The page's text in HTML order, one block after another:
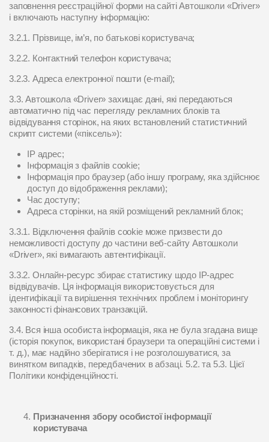
заповнення реєстраційної форми на сайті Автошколи «Driver»
і включають наступну інформацію:
3.2.1. Прізвище, ім’я, по батькові користувача;
3.2.2. Контактний телефон користувача;
3.2.3. Адреса електронної пошти (e-mail);
3.3. Автошкола «Driver» захищає дані, які передаються
автоматично під час перегляду рекламних блоків та
відвідування сторінок, на яких встановлений статистичний
скрипт системи («піксель»):
IP адрес;
Інформація з файлів cookie;
Інформація про браузер (або іншу програму, яка здійснює
доступ до відображення реклами);
Час доступу;
Адреса сторінки, на якій розміщений рекламний блок;
3.3.1. Відключення файлів cookie може призвести до
неможливості доступу до частини веб-сайту Автошколи
«Driver», які вимагають автентифікації.
3.3.2. Онлайн-ресурс збирає статистику щодо IP-адрес
відвідувачів. Ця інформація використовується для
ідентифікації та вирішення технічних проблем і моніторингу
законності фінансових транзакцій.
3.4. Вся інша особиста інформація, яка не була згадана вище
(історія покупок, використані браузери та операційні системи і
т. д.), має надійно зберігатися і не розголошуватися, за
винятком випадків, передбачених в абзаці. 5.2. та 5.3. Цієї
Політики конфіденційності.
Призначення збору особистої інформації
користувача